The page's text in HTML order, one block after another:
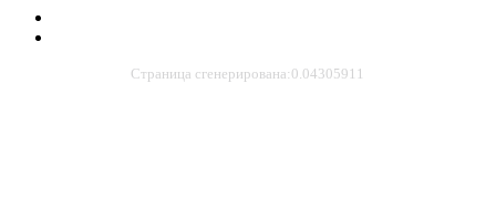
Страница сгенерирована:0.04305911